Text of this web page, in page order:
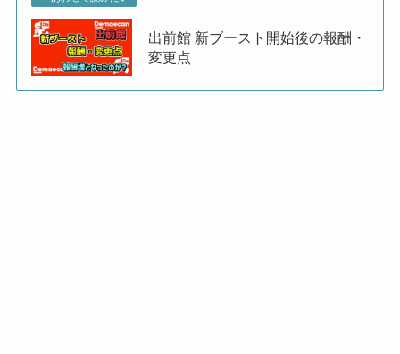
出前館 新ブースト開始後の報酬・
変更点